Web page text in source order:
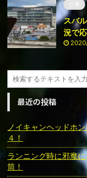
仕事
スバ
況で
最近の投稿
ノイキャンヘッドホ
４！
ランニング時に邪魔
筒！